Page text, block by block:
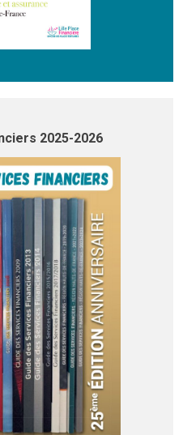
2025-2026